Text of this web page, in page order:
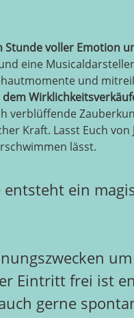
voller Emotion
eine
und
dem
verblüffende
Kraft. Lasst Euch
lässt.
ein
Eintritt frei ist
gerne